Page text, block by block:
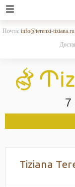
Почта: info@terenzi-tiziana.ru
7
Tiziana